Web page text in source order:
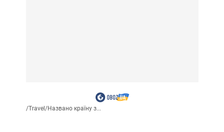
/Travel/Названо країну з...